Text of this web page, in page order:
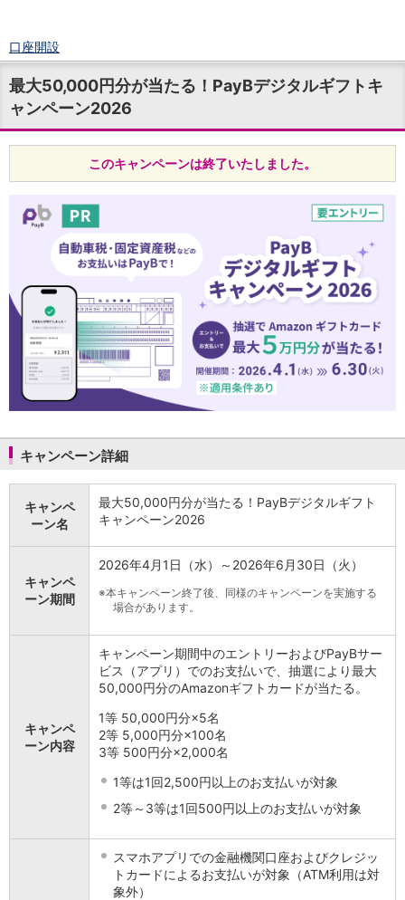
口座開設
ログイン
チャット
メニュー
商品・サービス
定期預金
積立式定期預金
外貨預金TOP
外貨普通預金
外貨定期預金
外貨普通預金積立
資産運用
投資信託TOP
証券口座開設
投信つみたて
NISA
金銭信託のしくみ
iDeCo（個人型確定拠出年金）
国民年金基金
ロボアドバイザークラウドファンディングTOP
WealthNavi for イオン銀行（ロボアドバイザー）
funds
まいクラウドファンディング
ローン
新規お借入れの方
リ・バース60
カードローン
目的別ローンマイページ
最大50,000円分が当たる！PayBデジタルギフトキ
ャンペーン2026
このキャンペーンは終了いたしました。
キャンペーン詳細
キャンペ
ーン名
最大50,000円分が当たる！PayBデジタルギフト
キャンペーン2026
キャンペ
ーン期間
2026年4月1日（水）～2026年6月30日（火）
※本キャンペーン終了後、同様のキャンペーンを実施する
場合があります。
キャンペ
ーン内容
キャンペーン期間中のエントリーおよびPayBサー
ビス（アプリ）でのお支払いで、抽選により最大
50,000円分のAmazonギフトカードが当たる。
1等 50,000円分×5名
2等 5,000円分×100名
3等 500円分×2,000名
1等は1回2,500円以上のお支払いが対象
2等～3等は1回500円以上のお支払いが対象
スマホアプリでの金融機関口座およびクレジッ
トカードによるお支払いが対象（ATM利用は対
象外）